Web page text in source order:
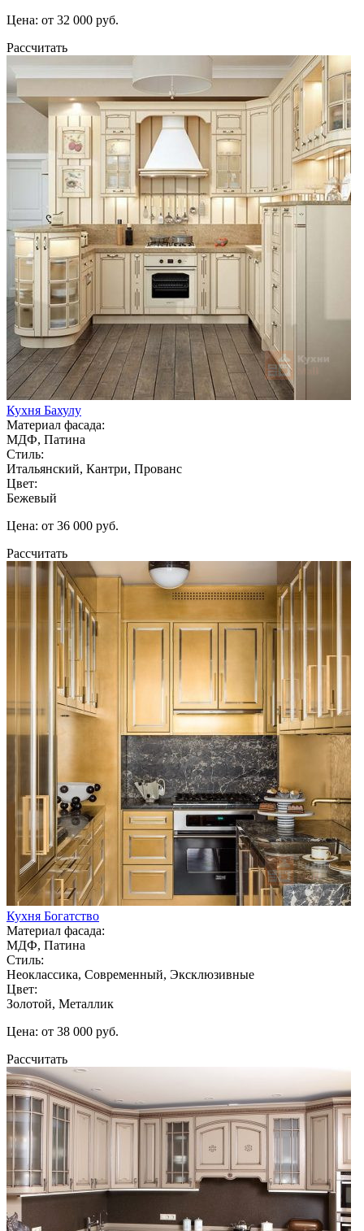
Цена: от 32 000 руб.
Рассчитать
Кухня Бахулу
Материал фасада:
МДФ, Патина
Стиль:
Итальянский, Кантри, Прованс
Цвет:
Бежевый
Цена: от 36 000 руб.
Рассчитать
Кухня Богатство
Материал фасада:
МДФ, Патина
Стиль:
Неоклассика, Современный, Эксклюзивные
Цвет:
Золотой, Металлик
Цена: от 38 000 руб.
Рассчитать